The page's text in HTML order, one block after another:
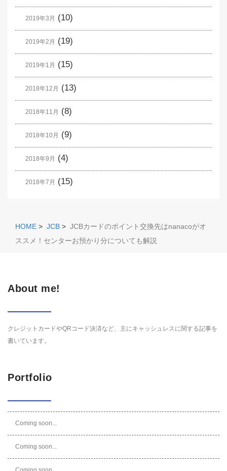
2019年3月 (10)
2019年2月 (19)
2019年1月 (15)
2018年12月 (13)
2018年11月 (8)
2018年10月 (9)
2018年9月 (4)
2018年7月 (15)
HOME > JCB > JCBカードのポイント交換先はnanacoがオ
ススメ！センターお預かり分についても解説
About me!
クレジットカードやQRコード決済など、主にキャッシュレスに関する記事を
書いています。
Portfolio
Coming soon...
Coming soon...